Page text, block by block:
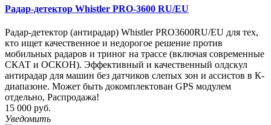
Радар-детектор Whistler PRO-3600 RU/EU
Радар-детектор (антирадар) Whistler PRO3600RU/EU для тех,
кто ищет качественное и недорогое решение против
мобильных радаров и триног на трассе (включая современные
СКАТ и ОСКОН). Эффективный и качественный олдскул
антирадар для машин без датчиков слепых зон и ассистов в К-
диапазоне. Может быть докомплектован GPS модулем
отдельно, Распродажа!
15 000 руб.
Уведомить